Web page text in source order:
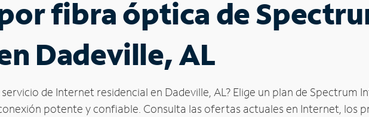
fibra óptica de
Dadeville, AL
de Internet residencial en Dadeville, AL? Elige un plan de
potente y confiable. Consulta las ofertas actuales en Internet, los